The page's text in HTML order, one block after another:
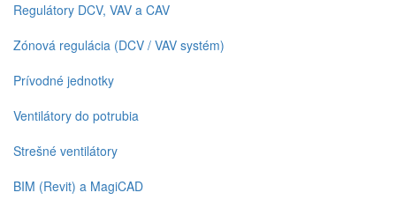
Regulátory DCV, VAV a CAV
Zónová regulácia (DCV / VAV systém)
Prívodné jednotky
Ventilátory do potrubia
Strešné ventilátory
BIM (Revit) a MagiCAD